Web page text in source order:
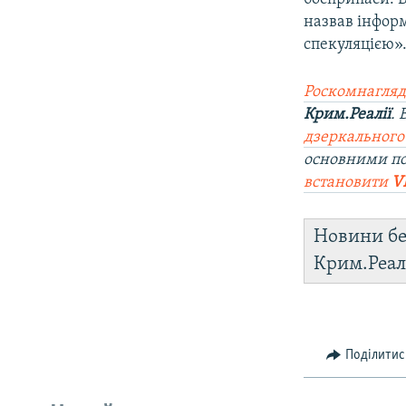
назвав
Крим.Реалії.
основними
встановити
Новини